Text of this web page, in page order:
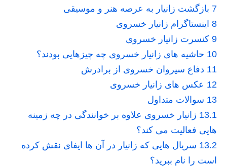
7 بازگشت زانیار به عرصه هنر و موسیقی
8 اینستاگرام زانیار خسروی
9 کنسرت زانیار خسروی
10 حاشیه های زانیار خسروی چه چیزهایی بودند؟
11 دفاع سیروان خسروی از برادرش
12 عکس های زانیار خسروی
13 سوالات متداول
13.1 زانیار خسروی علاوه بر خوانندگی در چه زمینه
هایی فعالیت می کند؟
13.2 سریال هایی که زانیار در آن ها ایفای نقش کرده
است را نام ببرید؟